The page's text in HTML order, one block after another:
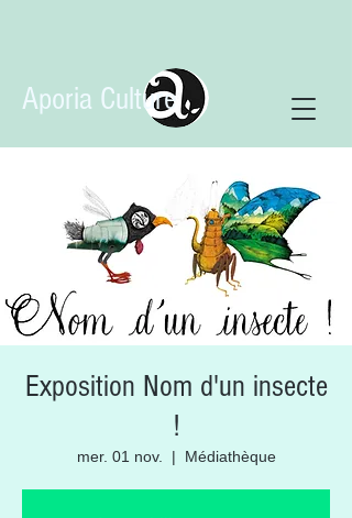
Aporia Culture
Exposition Nom d'un insecte
!
mer. 01 nov.
  |
Médiathèque